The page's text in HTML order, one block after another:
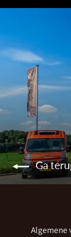
Ga
Algemene